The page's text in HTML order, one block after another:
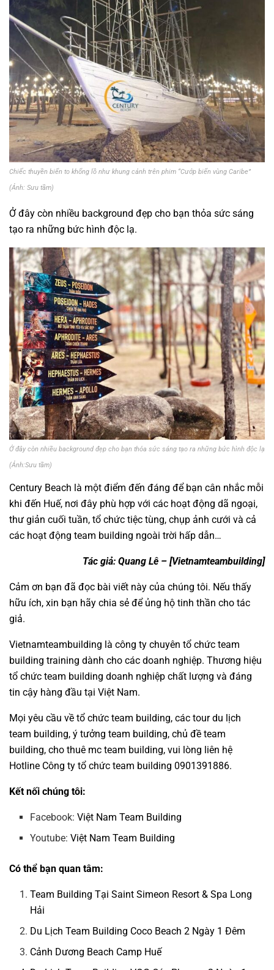
Chiếc thuyền biển to khổng lồ như khung cảnh trên phim “Cướp biển vùng Caribe”
(Ảnh: Sưu tầm)
Ở đây còn nhiều background đẹp cho bạn thỏa sức sáng
tạo ra những bức hình độc lạ.
Ở đây còn nhiều background đẹp cho bạn thỏa sức sáng tạo ra những bức hình độc lạ
(Ảnh:Sưu tầm)
Century Beach là một điểm đến đáng để bạn cân nhắc mỗi
khi đến Huế, nơi đây phù hợp với các hoạt động dã ngoại,
thư giản cuối tuần, tổ chức tiệc tùng, chụp ảnh cưới và cả
các hoạt động team building ngoài trời hấp dẫn…
Tác giả: Quang Lê – [Vietnamteambuilding]
Cảm ơn bạn đã đọc bài viết này của chúng tôi. Nếu thấy
hữu ích, xin bạn hãy chia sẻ để ủng hộ tinh thần cho tác
giả.
Vietnamteambuilding là công ty chuyên tổ chức team
building training dành cho các doanh nghiệp. Thương hiệu
tổ chức team building doanh nghiệp chất lượng và đáng
tin cậy hàng đầu tại Việt Nam.
Mọi yêu cầu về tổ chức team building, các tourdu lịch
team building, ý tưởng team building, chủ đề team
building, cho thuê mc team building, vui lòng liên hệ
Hotline Công ty tổ chức team building 0901391886.
Kết nối chúng tôi:
Facebook:Việt Nam Team Building
Youtube:Việt Nam Team Building
Có thể bạn quan tâm:
Team Building Tại Saint Simeon Resort & Spa Long
Hải
Du Lịch Team Building Coco Beach 2 Ngày 1 Đêm
Cảnh Dương Beach Camp Huế